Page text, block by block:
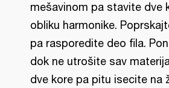
mešavinom pa stavite dve
obliku harmonike.
pa rasporedite deo fila.
dok ne utrošite sav
dve kore pa pitu isecite na